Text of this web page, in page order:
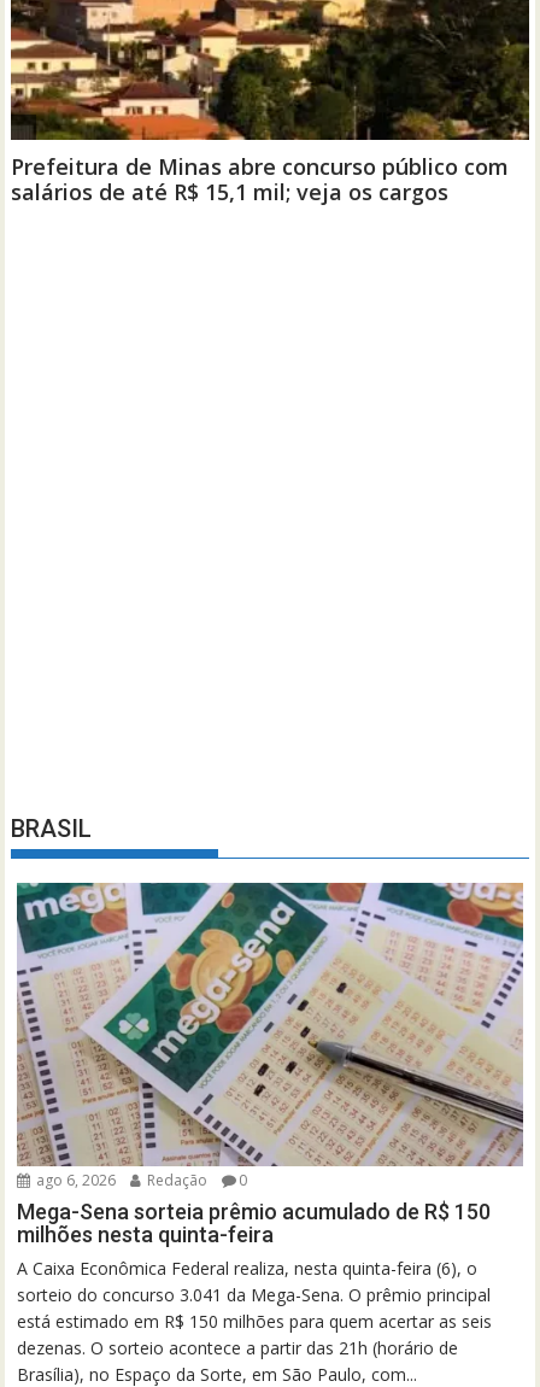
BRASIL
ago 6, 2026 Redação 0
Mega-Sena sorteia prêmio acumulado de R$ 150
milhões nesta quinta-feira
A Caixa Econômica Federal realiza, nesta quinta-feira (6), o
sorteio do concurso 3.041 da Mega-Sena. O prêmio principal
está estimado em R$ 150 milhões para quem acertar as seis
dezenas. O sorteio acontece a partir das 21h (horário de
Brasília), no Espaço da Sorte, em São Paulo, com...